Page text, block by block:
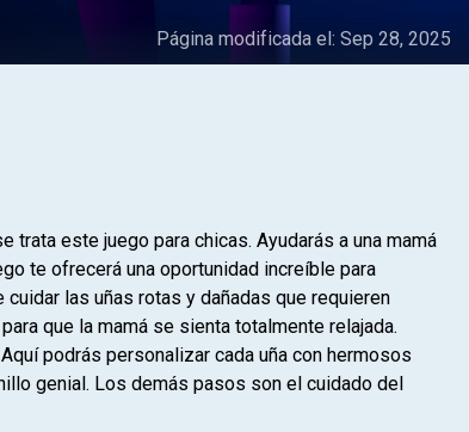
Página modificada el: Sep 28, 2025
este juego para chicas. Ayudarás a una mamá
te ofrecerá una oportunidad increíble para
las uñas rotas y dañadas que requieren
que la mamá se sienta totalmente relajada.
podrás personalizar cada uña con hermosos
genial. Los demás pasos son el cuidado del